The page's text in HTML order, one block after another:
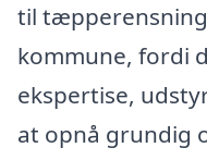
til tæpperensning
kommune, fordi
ekspertise,
at opnå grundig